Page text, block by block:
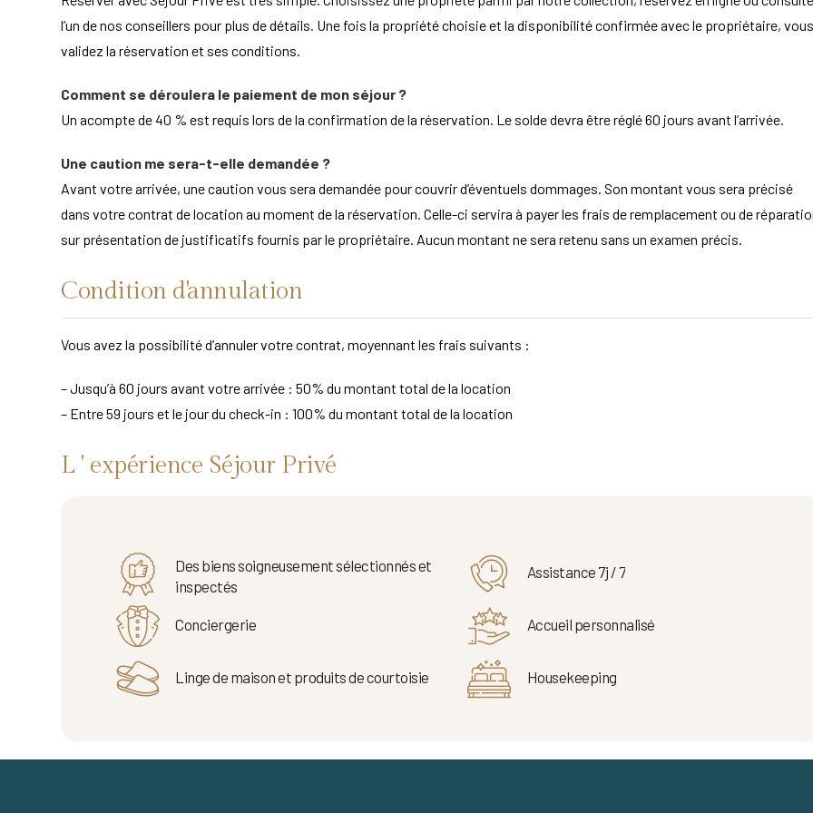
l’un de nos conseillers pour plus de détails. Une fois la propriété choisie et la disponibilité confirmée avec le propriétaire, vous
validez la réservation et ses conditions.
Comment se déroulera le paiement de mon séjour ?
Un acompte de 40 % est requis lors de la confirmation de la réservation. Le solde devra être réglé 60 jours avant l’arrivée.
Une caution me sera-t-elle demandée ?
Avant votre arrivée, une caution vous sera demandée pour couvrir d’éventuels dommages. Son montant vous sera précisé
dans votre contrat de location au moment de la réservation. Celle-ci servira à payer les frais de remplacement ou de
sur présentation de justificatifs fournis par le propriétaire. Aucun montant ne sera retenu sans un examen précis.
Condition d'annulation
Vous avez la possibilité d’annuler votre contrat, moyennant les frais suivants :
– Jusqu’à 60 jours avant votre arrivée : 50% du montant total de la location
– Entre 59 jours et le jour du check-in : 100% du montant total de la location
L ' expérience Séjour Privé
Des biens soigneusement sélectionnés et
inspectés
Assistance 7j / 7
Conciergerie Accueil personnalisé
Linge de maison et produits de courtoisie Housekeeping